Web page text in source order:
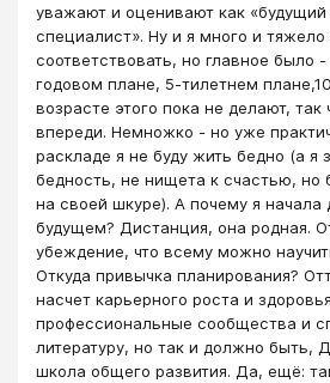
уважают и оценивают как
специалист». Ну и я много и
соответствовать, но главное было
годовом плане, 5-тилетнем
возрасте этого пока не делают,
впереди. Немножко - но уже
раскладе я не буду жить бедно (а я
бедность, не нищета к счастью, но
на своей шкуре). А почему я начала
будущем? Дистанция, она родная.
убеждение, что всему можно
Откуда привычка планирования?
насчет карьерного роста и
профессиональные сообщества и
литературу, но так и должно быть,
школа общего развития. Да, ещё: